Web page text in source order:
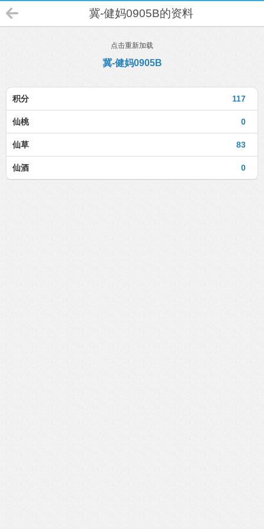
冀-健妈0905B的资料
点击重新加载
冀-健妈0905B
117
积分
0
仙桃
83
仙草
0
仙酒